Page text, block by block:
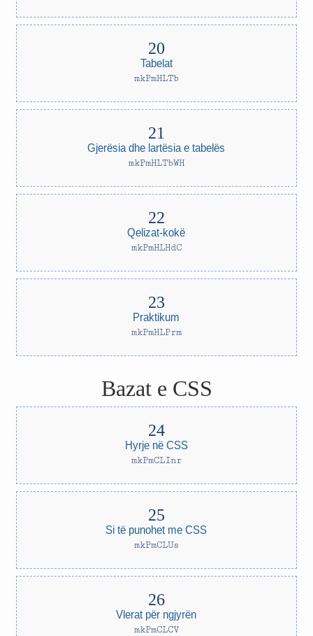
Tabelat
mkPmHLTb
Gjerësia dhe lartësia e tabelës
mkPmHLTbWH
Qelizat-kokë
mkPmHLHdC
Praktikum
mkPmHLPrm
Bazat e CSS
Hyrje në CSS
mkPmCLInr
Si të punohet me CSS
mkPmCLUs
Vlerat për ngjyrën
mkPmCLCV